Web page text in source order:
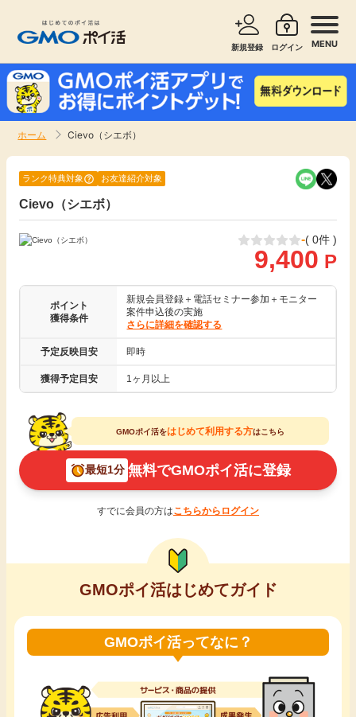
新規登録 ログイン MENU
ホーム Cievo（シエボ）
新着
高還元
アンケート
ゲーム
買い物
ポイ活お得情報
お友達紹介
サービスで探す ショッピングで探す
無料サービス
クレジットカード
引っ越し
買取・査定
学び
進学・教育
月額有料サービス
銀行・金融・投資
家計の固定費
ランク特典対象 お友達紹介対象
Cievo（シエボ）
-( 0件 )
9,400 P
ポイント
獲得条件
新規会員登録＋電話セミナー参加＋モニター
案件申込後の実施
さらに詳細を確認する
予定反映目安 即時
獲得予定目安 1ヶ月以上
GMOポイ活をはじめて利用する方はこちら
最短1分 無料でGMOポイ活に登録
すでに会員の方はこちらからログイン
GMOポイ活はじめてガイド
GMOポイ活ってなに？